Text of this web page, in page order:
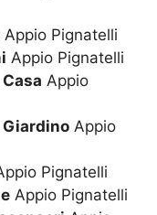
Appio Pignatelli
Appio Pignatelli
Appio
Appio
Pignatelli
Appio Pignatelli